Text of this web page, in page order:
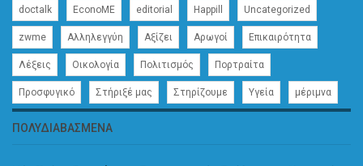
doctalk EconoME editorial Happill Uncategorized
zwme Αλληλεγγύη Αξίζει Αρωγοί Επικαιρότητα
Λέξεις Οικολογία Πολιτισμός Πορτραίτα
Προσφυγικό Στήριξέ μας Στηρίζουμε Υγεία μέριμνα
ΠΟΛΥΔΙΑΒΑΣΜΈΝΑ